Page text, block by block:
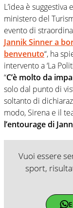
L’idea è
ministero del
evento di
Jannik Sinner a
benvenuto“, ha
intervento a ‘La
“C’è molto da
solo dal punto di
soltanto di
modo, Sirena e il
l’entourage di
Vuoi essere
sport,